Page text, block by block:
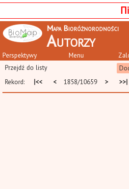
Mapa Bioróżnorodności
Autorzy
Perspektywy
Menu
Przejdź do listy
Rekord:
|<< < 1858/10659 > >>|